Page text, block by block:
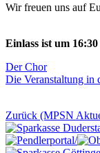
Wir freuen uns auf
Einlass ist um
Der Chor
Die Veranstaltung in
Zurück (MPSN